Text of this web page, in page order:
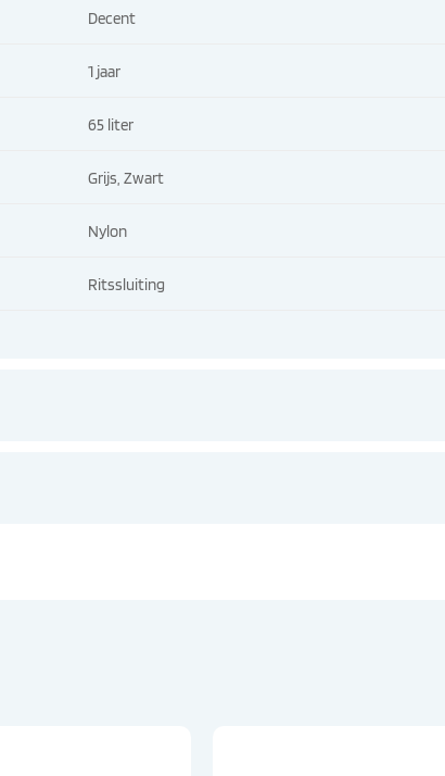
Decent
1 jaar
65 liter
Grijs, Zwart
Nylon
Ritssluiting